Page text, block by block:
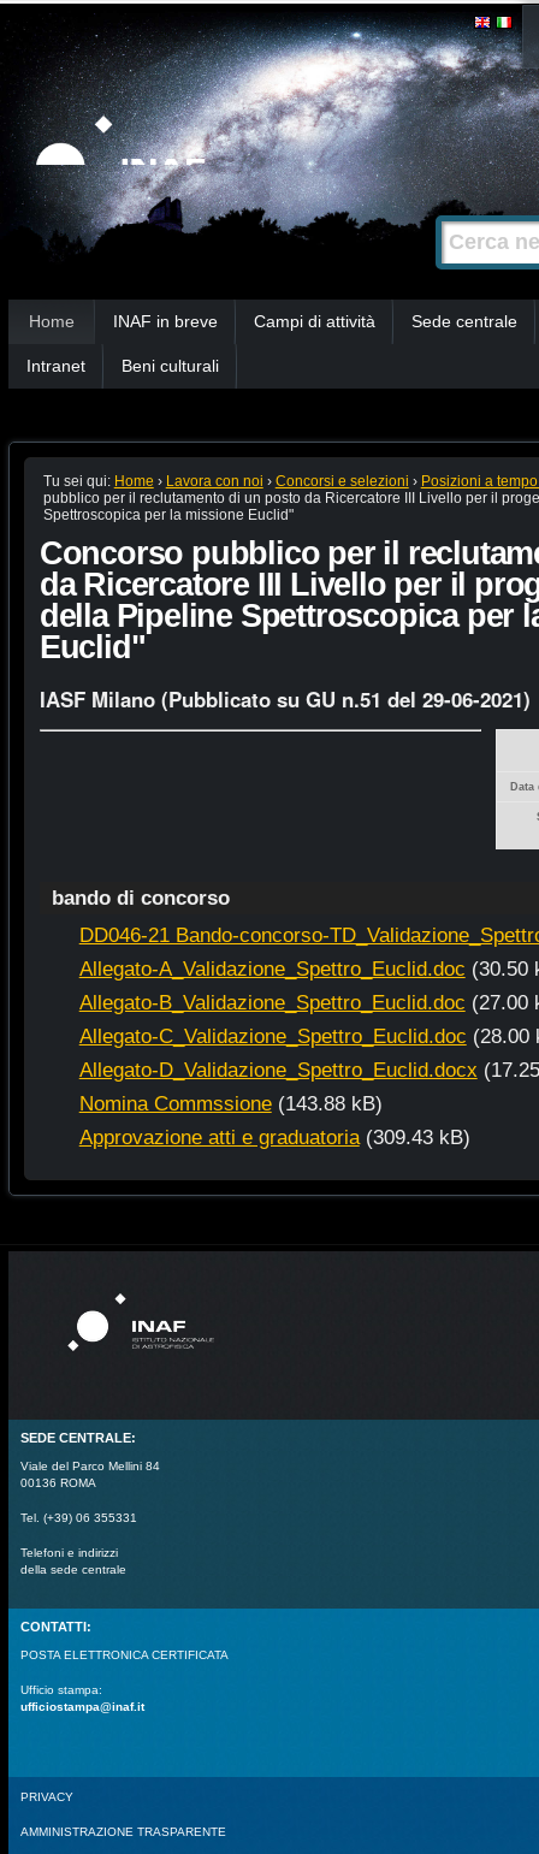
Strumenti
personali
Salta
contenuti.
|
Salta
alla
navigazione
Cerca nel
Ricerca
avanzata…
Home INAF in breve Campi di attività Sede centrale
Intranet Beni culturali
Tu sei qui: Home › Lavora con noi › Concorsi e selezioni › Posizioni a
pubblico per il reclutamento di un posto da Ricercatore III Livello per il
Spettroscopica per la missione Euclid"
Concorso pubblico per il
da Ricercatore III Livello per il
della Pipeline Spettroscopica per
Euclid"
IASF Milano (Pubblicato su GU n.51 del 29-06-2021)
bando di concorso
DD046-21 Bando-concorso-
Allegato-A_Validazione_Spettro_Euclid.doc (30.50
Allegato-B_Validazione_Spettro_Euclid.doc (27.00
Allegato-C_Validazione_Spettro_Euclid.doc (28.00
Allegato-D_Validazione_Spettro_Euclid.docx
Nomina Commssione (143.88 kB)
Approvazione atti e graduatoria (309.43 kB)
SEDE CENTRALE:
Viale del Parco Mellini 84
00136 ROMA
Tel. (+39) 06 355331
Telefoni e indirizzi
della sede centrale
CONTATTI:
POSTA ELETTRONICA CERTIFICATA
Ufficio stampa:
ufficiostampa@inaf.it
PRIVACY
AMMINISTRAZIONE TRASPARENTE